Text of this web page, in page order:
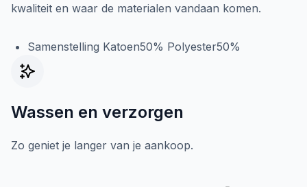
kwaliteit en waar de materialen vandaan komen.
Samenstelling Katoen50% Polyester50%
Wassen en verzorgen
Zo geniet je langer van je aankoop.